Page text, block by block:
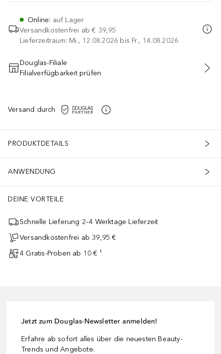
Online: auf Lager
Versandkostenfrei ab € 39,95
Lieferzeitraum: Mi., 12.08.2026 bis Fr., 14.08.2026
IN DEN WARENKORB
Douglas-Filiale
Filialverfügbarkeit prüfen
Versand durch
PRODUKTDETAILS
ANWENDUNG
DEINE VORTEILE
Schnelle Lieferung 2–4 Werktage Lieferzeit
Versandkostenfrei ab 39,95 €
4 Gratis-Proben ab 10 € ¹
Jetzt zum Douglas-Newsletter anmelden!
Erfahre ab sofort alles über die neuesten Beauty-
Trends und Angebote.